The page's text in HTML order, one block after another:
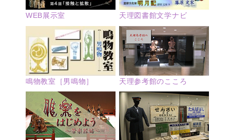
WEB展示室 天理図書館文学ナビ
鳴物教室［男鳴物］ 天理参考館のこころ